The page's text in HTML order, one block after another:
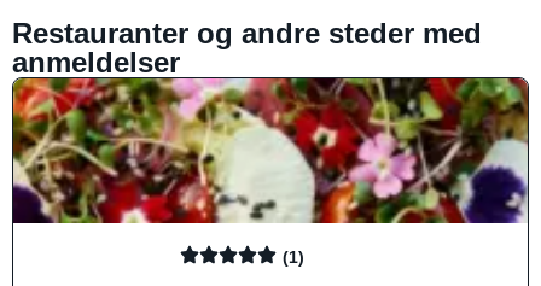
Restauranter og andre steder med
anmeldelser
(1)